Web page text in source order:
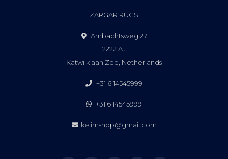
ZARGAR RUGS
Ambachtsweg 27
2222 AJ
Katwijk aan Zee, Netherlands
+31 6 14545999
+31 6 14545999
kelimshop@gmail.com